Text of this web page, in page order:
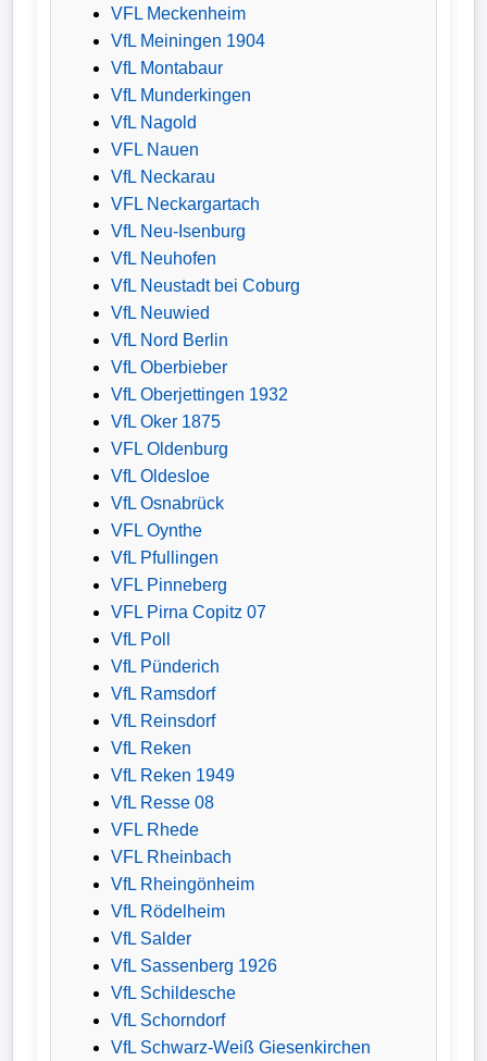
VFL Meckenheim
VfL Meiningen 1904
VfL Montabaur
VfL Munderkingen
VfL Nagold
VFL Nauen
VfL Neckarau
VFL Neckargartach
VfL Neu-Isenburg
VfL Neuhofen
VfL Neustadt bei Coburg
VfL Neuwied
VfL Nord Berlin
VfL Oberbieber
VfL Oberjettingen 1932
VfL Oker 1875
VFL Oldenburg
VfL Oldesloe
VfL Osnabrück
VFL Oynthe
VfL Pfullingen
VFL Pinneberg
VFL Pirna Copitz 07
VfL Poll
VfL Pünderich
VfL Ramsdorf
VfL Reinsdorf
VfL Reken
VfL Reken 1949
VfL Resse 08
VFL Rhede
VFL Rheinbach
VfL Rheingönheim
VfL Rödelheim
VfL Salder
VfL Sassenberg 1926
VfL Schildesche
VfL Schorndorf
VfL Schwarz-Weiß Giesenkirchen